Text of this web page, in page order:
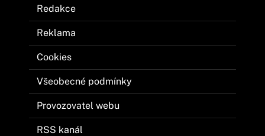
Redakce
Reklama
Cookies
Všeobecné podmínky
Provozovatel webu
RSS kanál